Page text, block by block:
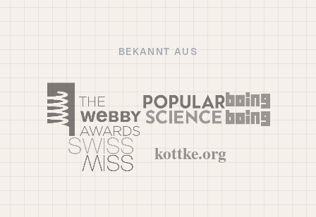
BEKANNT AUS